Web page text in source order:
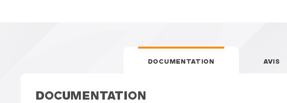
DOCUMENTATION AVIS
DOCUMENTATION